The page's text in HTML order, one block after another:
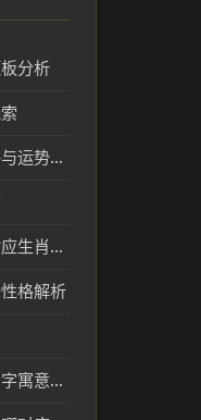
分析
属鸡和属猴_属鸡属猴的性格与运势民俗解读
一刀切是什么生肖_一刀切对应生肖民俗文化解读
格解析
姓孙平安健康的宝宝名字_名字寓意参考